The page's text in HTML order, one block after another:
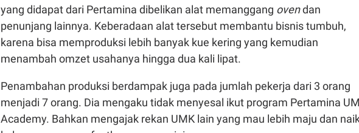
yang didapat dari Pertamina dibelikan alat memanggang ovendan
penunjang lainnya. Keberadaan alat tersebut membantu bisnis tumbuh,
karena bisa memproduksi lebih banyak kue kering yang kemudian
menambah omzet usahanya hingga dua kali lipat.
Penambahan produksi berdampak juga pada jumlah pekerja dari 3 orang
menjadi 7 orang. Dia mengaku tidak menyesal ikut program Pertamina
Academy. Bahkan mengajak rekan UMK lain yang mau lebih maju dan